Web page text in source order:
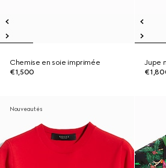
Chemise en soie imprimée
€1,500
Jupe
Nouveautés